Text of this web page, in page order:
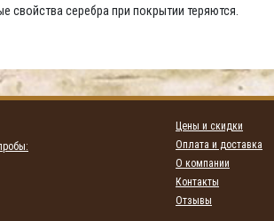
свойства серебра при покрытии теряются.
Цены и скидки
Оплата и доставка
О компании
Контакты
Отзывы